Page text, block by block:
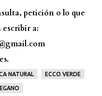
petición o lo que
escribir a:
NATURAL ECCO VERDE